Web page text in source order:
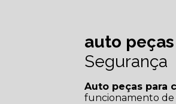
auto
Segurança
Auto peças para
funcionamento de